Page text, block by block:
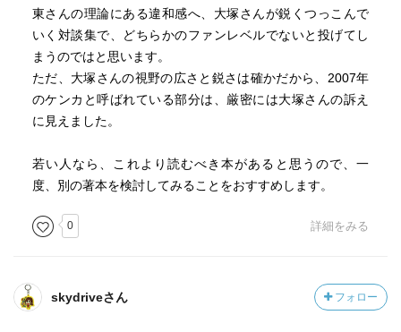
東さんの理論にある違和感へ、大塚さんが鋭くつっこんで
いく対談集で、どちらかのファンレベルでないと投げてし
まうのではと思います。
ただ、大塚さんの視野の広さと鋭さは確かだから、2007年
のケンカと呼ばれている部分は、厳密には大塚さんの訴え
に見えました。
若い人なら、これより読むべき本があると思うので、一
度、別の著本を検討してみることをおすすめします。
0 詳細をみる
skydriveさん フォロー